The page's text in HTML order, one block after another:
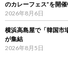
のカレーフェス”を開催
2026年8月6日
横浜高島屋で「韓国
が集結
2026年8月5日